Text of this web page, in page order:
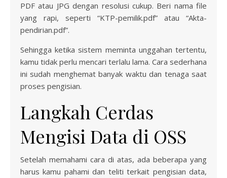
PDF atau JPG dengan resolusi cukup. Beri nama file
yang rapi, seperti “KTP-pemilik.pdf” atau “Akta-
pendirian.pdf”.
Sehingga ketika sistem meminta unggahan tertentu,
kamu tidak perlu mencari terlalu lama. Cara sederhana
ini sudah menghemat banyak waktu dan tenaga saat
proses pengisian.
Langkah Cerdas
Mengisi Data di OSS
Setelah memahami cara di atas, ada beberapa yang
harus kamu pahami dan teliti terkait pengisian data,